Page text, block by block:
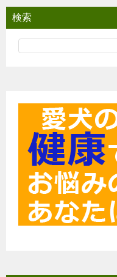
ビ
ゲ
検索